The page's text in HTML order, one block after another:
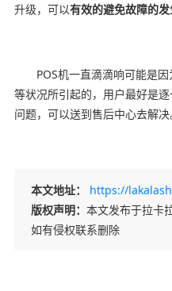
升级，可以有效的避免故障的
POS机一直滴滴响可能是因
等状况所引起的，用户最好是
问题，可以送到售后中心去解决
本文地址：
https://
版权声明： 本文发布于拉卡
如有侵权联系删除